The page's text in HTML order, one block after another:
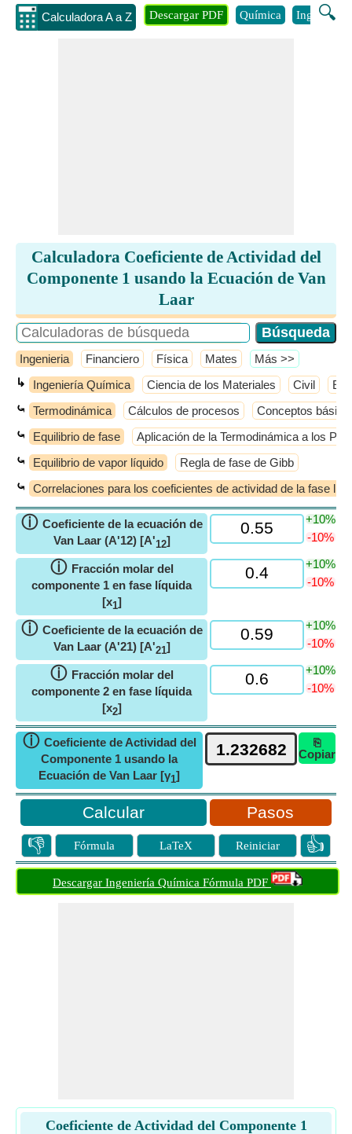
Calculadora A a Z 🔍
Descargar PDF Química Ingenieria
Calculadora Coeficiente de Actividad del
Componente 1 usando la Ecuación de Van
Laar
Ingenieria Financiero Física Mates ​Más >>
↳ Ingeniería Química Ciencia de los Materiales Civil
⤿ Termodinámica Cálculos de procesos Conceptos
⤿ Equilibrio de fase Aplicación de la Termodinámica a los
⤿ Equilibrio de vapor líquido Regla de fase de Gibb
⤿ Correlaciones para los coeficientes de actividad de la fase
ⓘ Coeficiente de la ecuación de
Van Laar (A'12) [A'12]
+10%
-10%
ⓘ Fracción molar del
componente 1 en fase líquida
[x1]
+10%
-10%
ⓘ Coeficiente de la ecuación de
Van Laar (A'21) [A'21]
+10%
-10%
ⓘ Fracción molar del
componente 2 en fase líquida
[x2]
+10%
-10%
ⓘ Coeficiente de Actividad del
Componente 1 usando la
Ecuación de Van Laar [γ1]
⎘
Copiar
Pasos
👎 Fórmula LaTeX Reiniciar 👍
Descargar Ingeniería Química Fórmula PDF
Coeficiente de Actividad del Componente 1